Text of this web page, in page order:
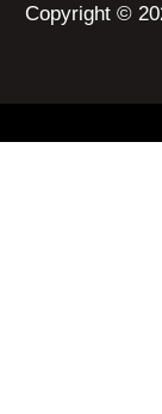
Copyright ©